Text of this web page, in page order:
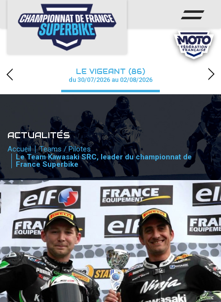
ACCUEIL
CHAMPIONNAT
CALENDRIER
PHOTOS / WEB TV
PARTENAIRES
PRESSE
PRESSE
accéder à la billetterie
LE VIGEANT (86)
du 30/07/2026 au 02/08/2026
ACTUALITÉS
Accueil
Teams / Pilotes
Le Team Kawasaki SRC, leader du championnat de
France Superbike